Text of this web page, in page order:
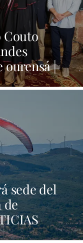
Couto
ourensá |
sede del
de